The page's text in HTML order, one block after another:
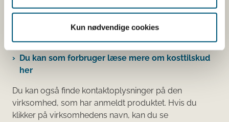
Kun nødvendige cookies
fysiologisk virkning.
Du kan som forbruger læse mere om kosttilskud
her
Du kan også finde kontaktoplysninger på den
virksomhed, som har anmeldt produktet. Hvis du
klikker på virksomhedens navn, kan du se